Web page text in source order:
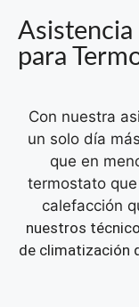
Asistencia
para
Con nuestra
un solo día
que en
termostato
calefacción
nuestros
de climatización